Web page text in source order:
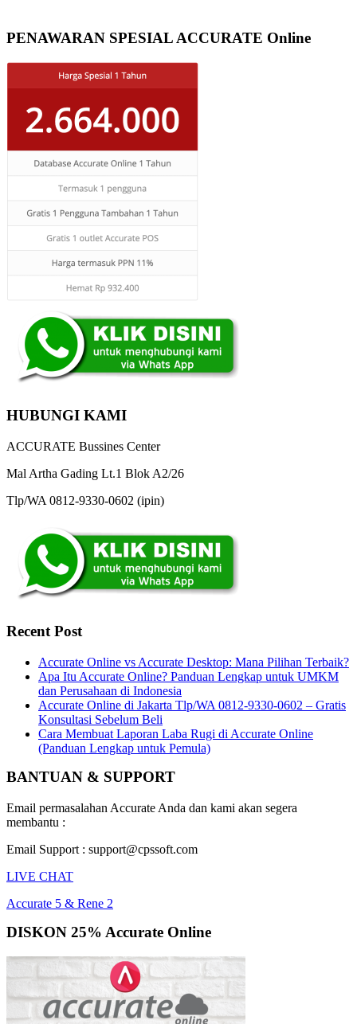
PENAWARAN SPESIAL ACCURATE Online
HUBUNGI KAMI
ACCURATE Bussines Center
Mal Artha Gading Lt.1 Blok A2/26
Tlp/WA 0812-9330-0602 (ipin)
Recent Post
Accurate Online vs Accurate Desktop: Mana Pilihan Terbaik?
Apa Itu Accurate Online? Panduan Lengkap untuk UMKM
dan Perusahaan di Indonesia
Accurate Online di Jakarta Tlp/WA 0812-9330-0602 – Gratis
Konsultasi Sebelum Beli
Cara Membuat Laporan Laba Rugi di Accurate Online
(Panduan Lengkap untuk Pemula)
BANTUAN & SUPPORT
Email permasalahan Accurate Anda dan kami akan segera
membantu :
Email Support : support@cpssoft.com
LIVE CHAT
Accurate 5 & Rene 2
DISKON 25% Accurate Online